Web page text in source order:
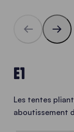
E1
Les tentes
aboutissement